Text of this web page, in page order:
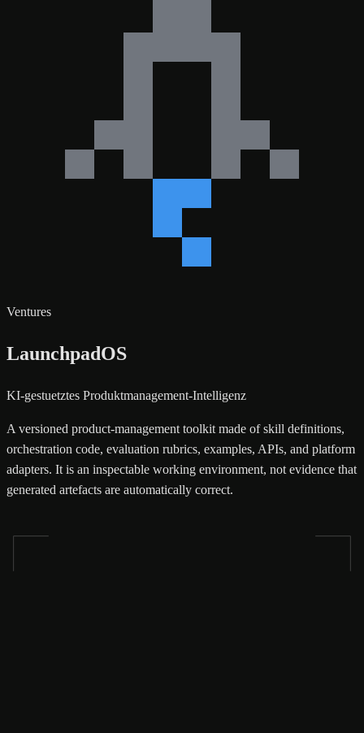
Ventures
LaunchpadOS
KI-gestuetztes Produktmanagement-Intelligenz
A versioned product-management toolkit made of skill definitions,
orchestration code, evaluation rubrics, examples, APIs, and platform
adapters. It is an inspectable working environment, not evidence that
generated artefacts are automatically correct.